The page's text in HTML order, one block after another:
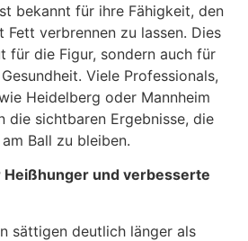
bekannt für ihre Fähigkeit, den
Fett verbrennen zu lassen. Dies
für die Figur, sondern auch für
Viele Professionals,
Heidelberg oder Mannheim
die sichtbaren Ergebnisse, die
Ball zu bleiben.
Heißhunger und verbesserte
sättigen deutlich länger als